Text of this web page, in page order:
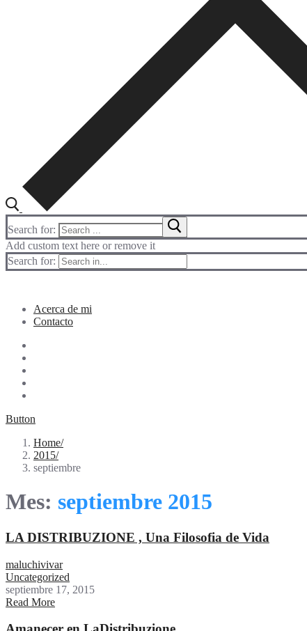
Search for:
Add custom text here or remove it
Search for:
Acerca de mi
Contacto
Button
Home
2015
septiembre
Mes: septiembre 2015
LA DISTRIBUZIONE , Una Filosofia de Vida
maluchivivar
Uncategorized
septiembre 17, 2015
Read More